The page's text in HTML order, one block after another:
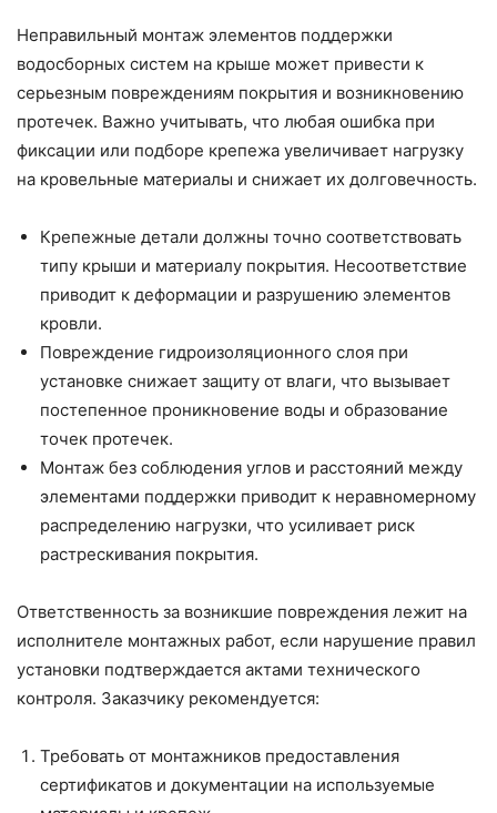
Неправильный монтаж элементов поддержки
водосборных систем на крыше может привести к
серьезным повреждениям покрытия и возникновению
протечек. Важно учитывать, что любая ошибка при
фиксации или подборе крепежа увеличивает нагрузку
на кровельные материалы и снижает их долговечность.
Крепежные детали должны точно соответствовать
типу крыши и материалу покрытия. Несоответствие
приводит к деформации и разрушению элементов
кровли.
Повреждение гидроизоляционного слоя при
установке снижает защиту от влаги, что вызывает
постепенное проникновение воды и образование
точек протечек.
Монтаж без соблюдения углов и расстояний между
элементами поддержки приводит к неравномерному
распределению нагрузки, что усиливает риск
растрескивания покрытия.
Ответственность за возникшие повреждения лежит на
исполнителе монтажных работ, если нарушение правил
установки подтверждается актами технического
контроля. Заказчику рекомендуется:
Требовать от монтажников предоставления
сертификатов и документации на используемые